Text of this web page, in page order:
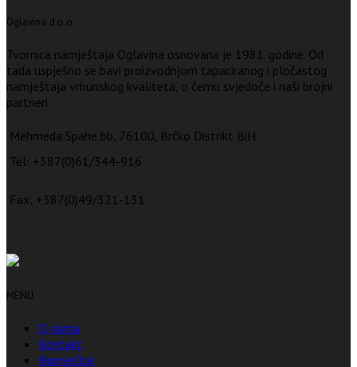
Oglavina d.o.o.
Tvornica namještaja Oglavina osnovana je 1981. godine. Od
tada uspješno se bavi proizvodnjom tapaciranog i pločastog
namještaja vrhunskog kvaliteta, o čemu svjedoče i naši brojni
partneri.
Mehmeda Spahe bb, 76100, Brčko Distrikt BiH
Tel: +387(0)61/344-916
Fax: +387(0)49/321-131
MENU
O nama
Kontakt
Namještaj